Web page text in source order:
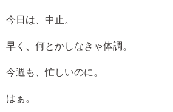
今日は、中止。
早く、何とかしなきゃ体調。
今週も、忙しいのに。
はぁ。